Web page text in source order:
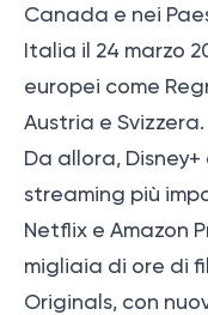
Canada e nei
Italia il 24 marzo
europei come
Austria e Svizzera.
Da allora,
streaming più
Netflix e Amazon
migliaia di ore di
Originals, con